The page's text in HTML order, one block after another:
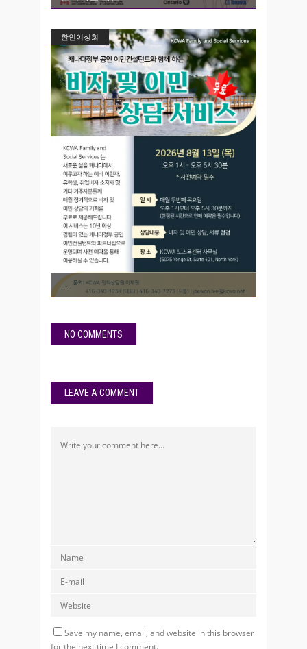
한인여성회
NO COMMENTS
LEAVE A COMMENT
Save my name, email, and website in this browser
for the next time I comment.